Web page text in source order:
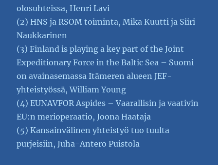
olosuhteissa, Henri Lavi
(2) HNS ja RSOM toiminta, Mika Kuutti ja Siiri
Naukkarinen
(3) Finland is playing a key part of the Joint
Expeditionary Force in the Baltic Sea – Suomi
on avainasemassa Itämeren alueen JEF-
yhteistyössä, William Young
(4) EUNAVFOR Aspides – Vaarallisin ja vaativin
EU:n merioperaatio, Joona Haataja
(5) Kansainvälinen yhteistyö tuo tuulta
purjeisiin, Juha-Antero Puistola